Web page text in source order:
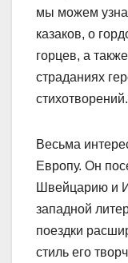
мы можем
казаков, о
горцев, а
страданиях
стихотворений.
Весьма
Европу. Он
Швейцарию и
западной
поездки
стиль его